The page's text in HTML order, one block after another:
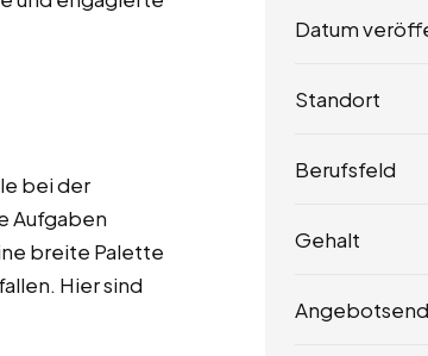
bei der
Aufgaben
breite Palette
Hier sind
Datum
Standort
Berufsfeld
Gehalt